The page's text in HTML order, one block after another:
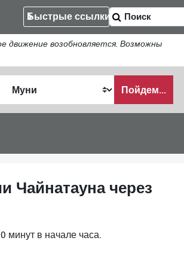
Быстрые ссылки
движение возобновляется. Возможны
Пойдем...
Чайнатауна через
минут в начале часа.